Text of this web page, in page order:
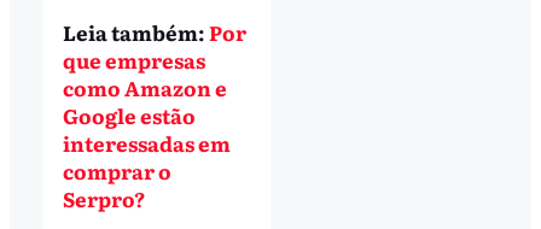
Leia também:Por
que empresas
como Amazon e
Google estão
interessadas em
comprar o
Serpro?